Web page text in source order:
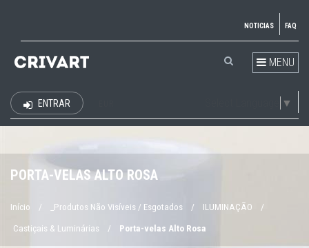
NOTICIAS FAQ
MENU
▼
ENTRAR
PORTA-VELAS ALTO ROSA
Início / _Produtos Não Visíveis / Esgotados / ILUMINAÇÃO /
Castiçais & Luminárias / Porta-velas Alto Rosa